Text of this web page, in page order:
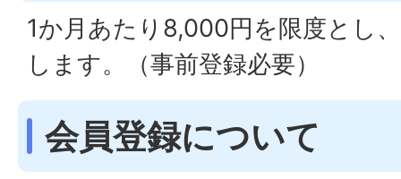
1か月あたり8,000円を限度とし
します。（事前登録必要）
会員登録について